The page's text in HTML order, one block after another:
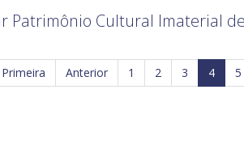
Patrimônio Cultural Imaterial
Primeira Anterior 1 2 3 4 5